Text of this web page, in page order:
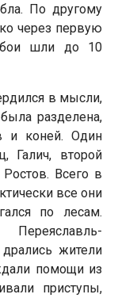
По другому
через первую
шли до 10
в мысли,
разделена,
и коней. Один
Галич, второй
Всего в
все они
по лесам.
жители
помощи из
приступы,